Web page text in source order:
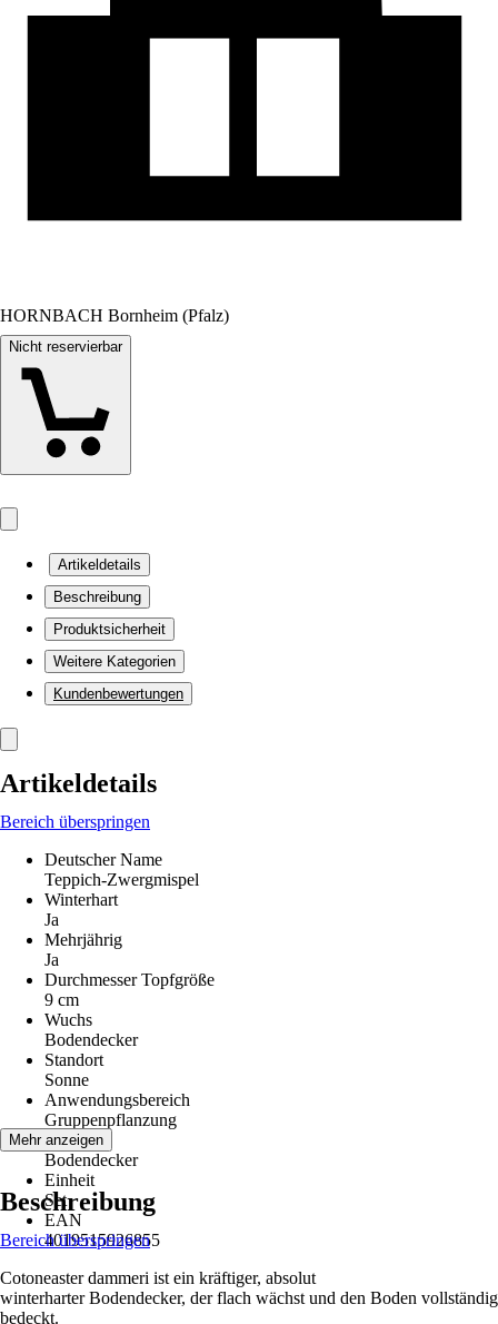
HORNBACH Bornheim (Pfalz)
Nicht reservierbar
Artikeldetails
Beschreibung
Produktsicherheit
Weitere Kategorien
Kundenbewertungen
Artikeldetails
Bereich überspringen
Deutscher Name
Teppich-Zwergmispel
Winterhart
Ja
Mehrjährig
Ja
Durchmesser Topfgröße
9 cm
Wuchs
Bodendecker
Standort
Sonne
Anwendungsbereich
Gruppenpflanzung
Variante
Bodendecker
Einheit
Set
EAN
4019515926855
Mehr anzeigen
Beschreibung
Bereich überspringen
Cotoneaster dammeri ist ein kräftiger, absolut
winterharter Bodendecker, der flach wächst und den Boden vollständig
bedeckt.